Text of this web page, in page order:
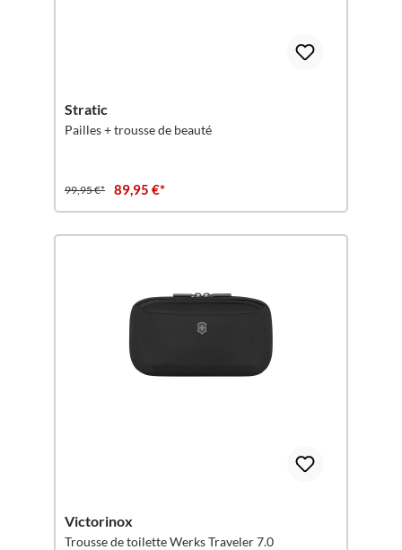
Stratic
Pailles + trousse de beauté
99,95 €* 89,95 €*
Victorinox
Trousse de toilette Werks Traveler 7.0